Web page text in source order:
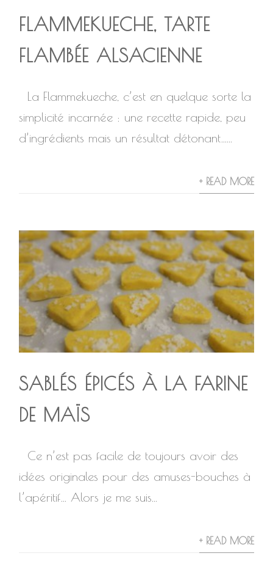
FLAMMEKUECHE, TARTE
FLAMBÉE ALSACIENNE
La Flammekueche, c’est en quelque sorte la
simplicité incarnée : une recette rapide, peu
d’ingrédients mais un résultat détonant…...
+ READ MORE
SABLÉS ÉPICÉS À LA FARINE
DE MAÏS
Ce n’est pas facile de toujours avoir des
idées originales pour des amuses-bouches à
l’apéritif… Alors je me suis...
+ READ MORE